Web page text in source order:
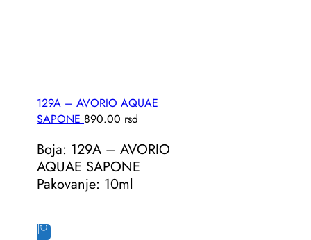
129A – AVORIO AQUAE
SAPONE 890.00 rsd
Boja: 129A – AVORIO
AQUAE SAPONE
Pakovanje: 10ml